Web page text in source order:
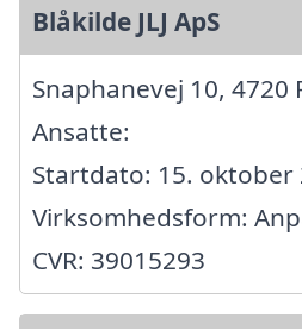
Blåkilde JLJ ApS
Snaphanevej 10,
Ansatte:
Startdato: 15. oktober
Virksomhedsform:
CVR: 39015293